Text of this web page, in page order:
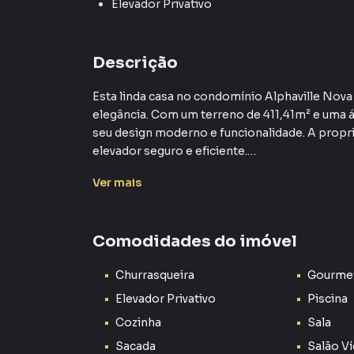
Elevador Privativo
Descrição
Esta linda casa no condomínio Alphaville
elegância. Com um terreno de 411,41m² e
seu design moderno e funcionalidade. A
elevador seguro e eficiente.
No piso superior, encontram-se quatro
ampla e bem iluminada sala de estar,
revigorante.
No piso inferior, a casa oferece uma
entretenimento. Complementando o espaço,
equipada com churrasqueira e forno a lenha,
Ver mais
Comodidades do imóvel
Churrasqueira
Elevador Privativo
Piscina
Cozinha
Sala
Sacada
Salão